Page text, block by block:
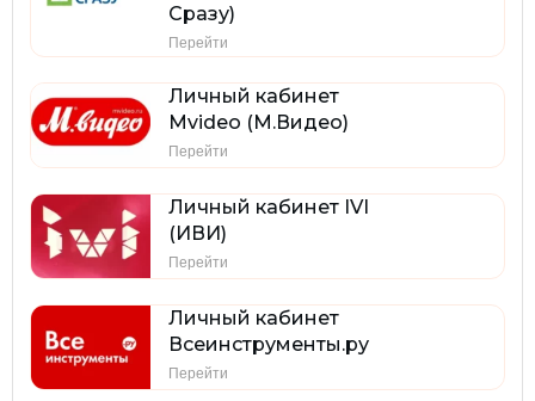
Сразу)
Перейти
Личный кабинет
Mvideo (М.Видео)
Перейти
Личный кабинет IVI
(ИВИ)
Перейти
Личный кабинет
Всеинструменты.ру
Перейти